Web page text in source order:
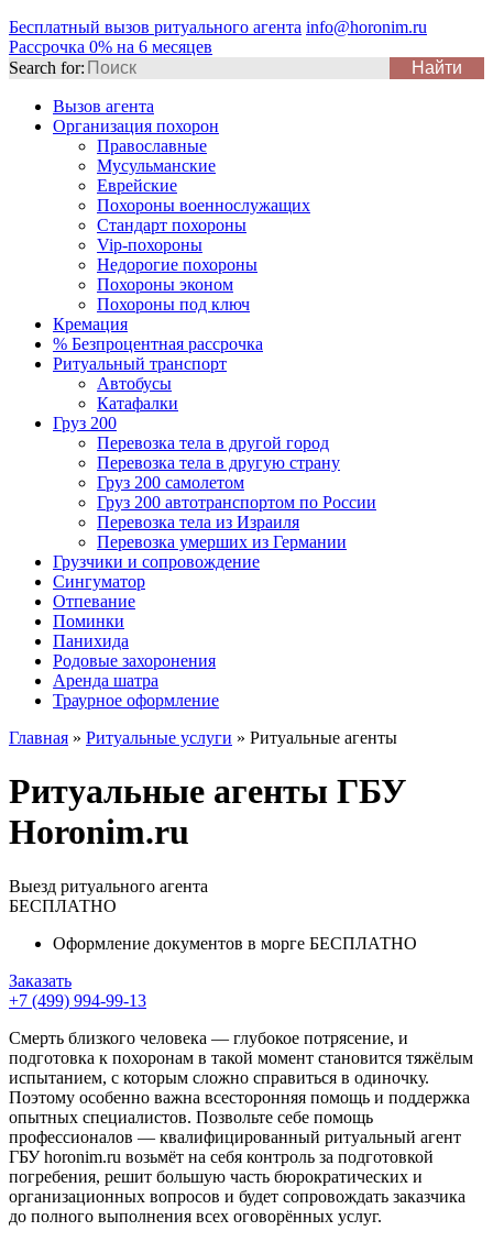
Бесплатный вызов ритуального агента info@horonim.ru
Рассрочка 0% на 6 месяцев
Search for:
Вызов агента
Организация похорон
Православные
Мусульманские
Еврейские
Похороны военнослужащих
Стандарт похороны
Vip-похороны
Недорогие похороны
Похороны эконом
Похороны под ключ
Кремация
% Безпроцентная рассрочка
Ритуальный транспорт
Автобусы
Катафалки
Груз 200
Перевозка тела в другой город
Перевозка тела в другую страну
Груз 200 самолетом
Груз 200 автотранспортом по России
Перевозка тела из Израиля
Перевозка умерших из Германии
Грузчики и сопровождение
Сингуматор
Отпевание
Поминки
Панихида
Родовые захоронения
Аренда шатра
Траурное оформление
Главная » Ритуальные услуги » Ритуальные агенты
Ритуальные агенты ГБУ
Horonim.ru
Выезд ритуального агента
БЕСПЛАТНО
Оформление документов в морге БЕСПЛАТНО
Заказать
+7 (499) 994-99-13
Смерть близкого человека — глубокое потрясение, и
подготовка к похоронам в такой момент становится тяжёлым
испытанием, с которым сложно справиться в одиночку.
Поэтому особенно важна всесторонняя помощь и поддержка
опытных специалистов. Позвольте себе помощь
профессионалов — квалифицированный ритуальный агент
ГБУ horonim.ru возьмёт на себя контроль за подготовкой
погребения, решит большую часть бюрократических и
организационных вопросов и будет сопровождать заказчика
до полного выполнения всех оговорённых услуг.